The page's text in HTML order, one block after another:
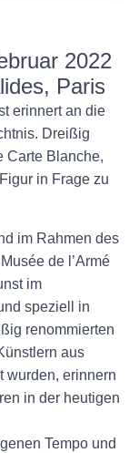
2022
Paris
erinnert an die
Dreißig
Carte Blanche,
in Frage zu
im Rahmen des
de l’Armé
im
speziell in
renommierten
aus
wurden, erinnern
in der heutigen
Tempo und